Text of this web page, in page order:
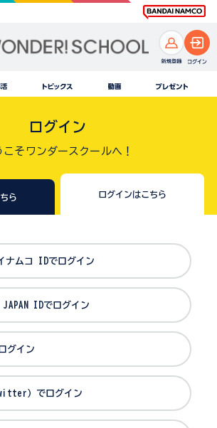
ログイン
こそワンダースクールへ！
ら ログインはこちら
バンダイナムコ IDでログイン
Yahoo! JAPAN IDでログイン
グイン
）でログイン